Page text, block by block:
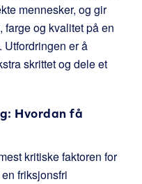
mennesker, og gir
farge og kvalitet på en
Utfordringen er å
skrittet og dele et
Hvordan få
kritiske faktoren for
friksjonsfri